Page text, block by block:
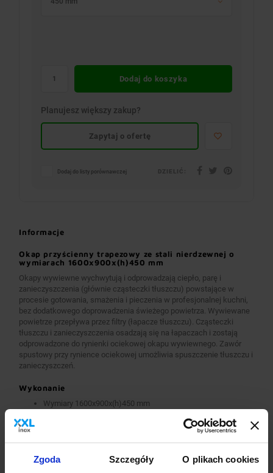
Zgoda Szczegóły O plikach cookies
Dodaj do koszyka
Planujesz większy zakup?
Zapytaj o ofertę
Dodaj do listy porównawczej
Informacje
Okap przyścienny trapezowy ze stali nierdzewnej o
wymiarach 1600x900x(h)450 mm
Okapy wywiewne wychwytują i odprowadzają ciepło, parę i
zanieczyszczenia (głównie cząsteczki tłuszczu) powstające w
procesie gotowania, smażenia i pieczenia w profesjonalnej kuchni,
bez dodatkowego doprowadzenia świeżego powietrza. Wywiewane
powietrze przepływa przez filtry (łapacze tłuszczu). Cząsteczki
tłuszczu i zanieczyszczenia osadzają się na łapaczach i zostają
odprowadzone do rynienki ociekowej okapu wywiewnego. Zawór
spustowy przy rynience ociekowej umożliwia spuszczenie tłuszczu i
zanieczyszczeń.
Wykonanie
Wymiary 1600x900x(h)450 mm
Okapy wywiewne o wymiarach A>2600 mm wykonane są w
wersji łączonej (skręcanej) z dwóch lub więcej przelotowych
Okapy wyposażone są w system otworów i zawiesi